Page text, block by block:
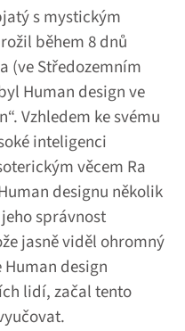
s mystickým
během 8 dnů
(ve Středozemním
Human design ve
Vzhledem ke svému
inteligenci
věcem Ra
designu několik
správnost
jasně viděl ohromný
design
lidí, začal tento